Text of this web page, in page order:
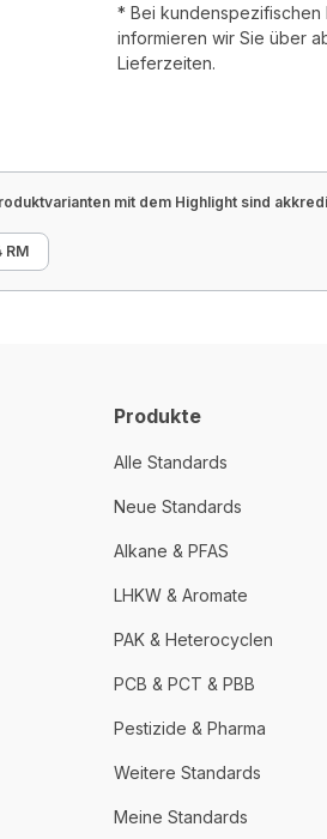
* Bei kundenspezifischen
informieren wir Sie über
Lieferzeiten.
mit dem Highlight sind
RM
Produkte
Alle Standards
Neue Standards
Alkane & PFAS
LHKW & Aromate
PAK & Heterocyclen
PCB & PCT & PBB
Pestizide & Pharma
Weitere Standards
Meine Standards